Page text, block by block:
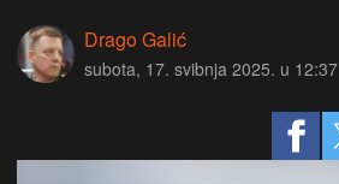
Drago Galić
subota, 17. svibnja 2025. u 12:37